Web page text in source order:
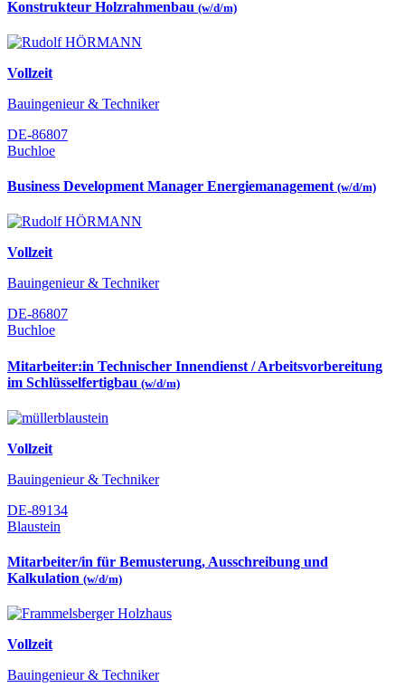
Konstrukteur Holzrahmenbau (w/d/m)
Vollzeit
Bauingenieur & Techniker
DE-86807
Buchloe
Business Development Manager Energiemanagement (w/d/m)
Vollzeit
Bauingenieur & Techniker
DE-86807
Buchloe
Mitarbeiter:in Technischer Innendienst / Arbeitsvorbereitung
im Schlüsselfertigbau (w/d/m)
Vollzeit
Bauingenieur & Techniker
DE-89134
Blaustein
Mitarbeiter/in für Bemusterung, Ausschreibung und
Kalkulation (w/d/m)
Vollzeit
Bauingenieur & Techniker